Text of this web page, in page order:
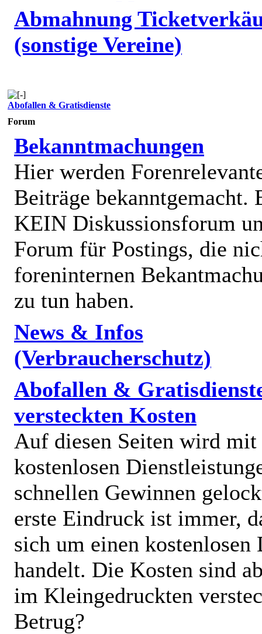
Abmahnung
(sonstige Vereine)
Abofallen & Gratisdienste
Forum
Bekanntmachungen
Hier werden
Beiträge bekanntgemacht.
KEIN Diskussionsforum
Forum für Postings, die
foreninternen
zu tun haben.
News & Infos
(Verbraucherschutz)
Abofallen &
versteckten Kosten
Auf diesen Seiten wird mit
kostenlosen
schnellen Gewinnen
erste Eindruck ist immer,
sich um einen kostenlosen
handelt. Die Kosten sind
im Kleingedruckten
Betrug?